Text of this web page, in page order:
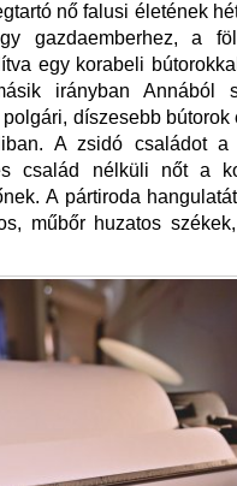
nő falusi életének
gazdaemberhez, a
egy korabeli
irányban
díszesebb
A zsidó családot a
család nélküli nőt a
A pártiroda
műbőr huzatos